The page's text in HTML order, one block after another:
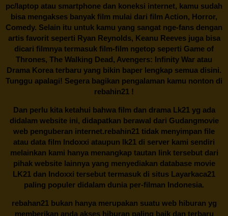
pc/laptop atau smartphone dan koneksi internet, kamu sudah
bisa mengakses banyak film mulai dari film Action, Horror,
Comedy. Selain itu untuk kamu yang sangat nge-fans dengan
artis favorit seperti Ryan Reynolds, Keanu Reeves juga bisa
dicari filmnya termasuk film-film ngetop seperti Game of
Thrones, The Walking Dead, Avengers: Infinity War atau
Drama Korea terbaru yang bikin baper lengkap semua disini.
Tunggu apalagi! Segera bagikan pengalaman kamu nonton di
rebahin21 !
Dan perlu kita ketahui bahwa film dan dramaLk21yg ada
didalam website ini, didapatkan berawal dari Gudangmovie
web penguberan internet.rebahin21 tidak menyimpan file
atau data film Indoxxi ataupun lk21 di server kami sendiri
melainkan kami hanya menangkap tautan link tersebut dari
pihak website lainnya yang menyediakan database movie
LK21 dan Indoxxi tersebut termasuk di situs Layarkaca21
paling populer didalam dunia per-filman Indonesia.
rebahan21bukan hanya merupakan suatu web hiburan yg
memberikan anda akses hiburan paling baik dan terbaru